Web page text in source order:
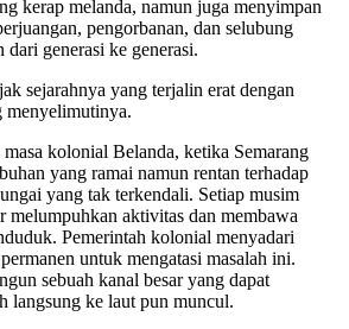
kerap melanda, namun juga menyimpan
pengorbanan, dan selubung
generasi ke generasi.
sejarahnya yang terjalin erat dengan
menyelimutinya.
kolonial Belanda, ketika Semarang
yang ramai namun rentan terhadap
yang tak terkendali. Setiap musim
melumpuhkan aktivitas dan membawa
Pemerintah kolonial menyadari
untuk mengatasi masalah ini.
sebuah kanal besar yang dapat
langsung ke laut pun muncul.